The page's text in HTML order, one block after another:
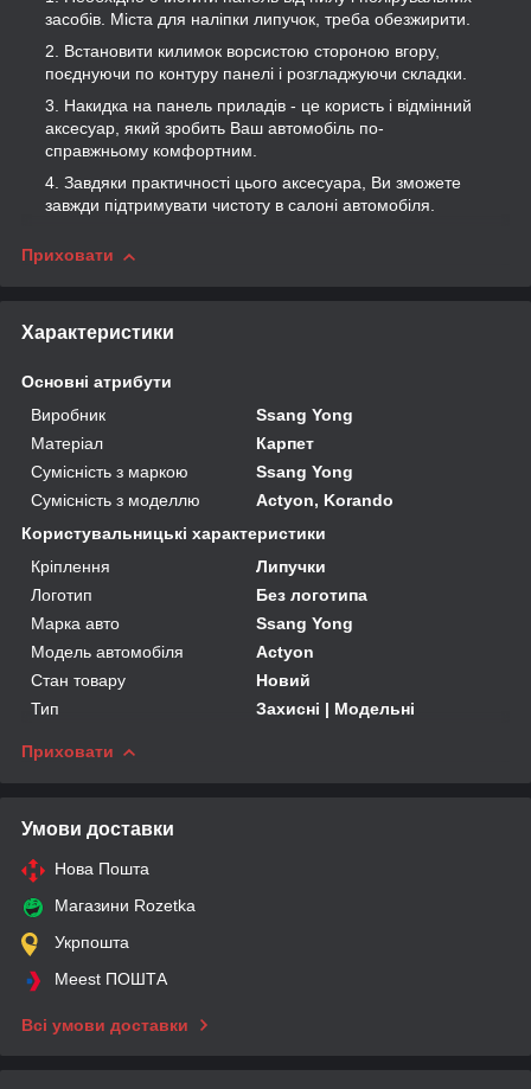
засобів. Міста для наліпки липучок, треба обезжирити.
Встановити килимок ворсистою стороною вгору,
поєднуючи по контуру панелі і розгладжуючи складки.
Накидка на панель приладів - це користь і відмінний
аксесуар, який зробить Ваш автомобіль по-
справжньому комфортним.
Завдяки практичності цього аксесуара, Ви зможете
завжди підтримувати чистоту в салоні автомобіля.
Приховати
Характеристики
Основні атрибути
Виробник
Ssang Yong
Матеріал
Карпет
Сумісність з маркою
Ssang Yong
Сумісність з моделлю
Actyon, Korando
Користувальницькі характеристики
Кріплення
Липучки
Логотип
Без логотипа
Марка авто
Ssang Yong
Модель автомобіля
Actyon
Стан товару
Новий
Тип
Захисні | Модельні
Приховати
Умови доставки
Нова Пошта
Магазини Rozetka
Укрпошта
Meest ПОШТА
Всі умови доставки